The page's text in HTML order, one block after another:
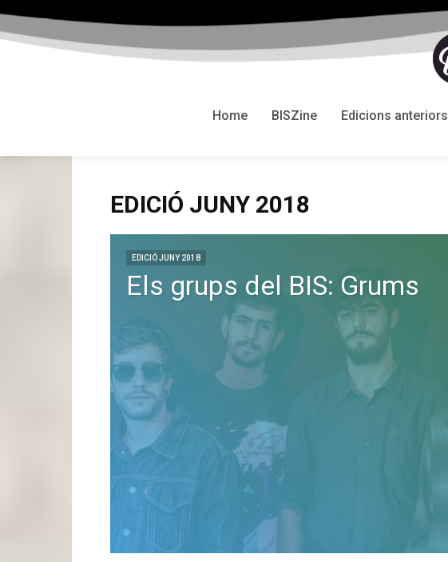
Home BISZine Edicions anteriors
EDICIÓ JUNY 2018
EDICIÓ JUNY 2018
Els grups del BIS: Grums